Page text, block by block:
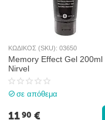
ΚΩΔΙΚΟΣ (SKU): 03650
Memory Effect Gel 200ml
Nirvel
σε απόθεμα
1190 €